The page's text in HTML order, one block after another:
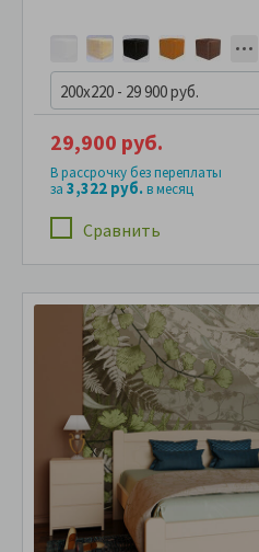
200x220 - 29 900 руб.
Сравнить
29,900 руб.
В рассрочку без переплаты
за 3,322 руб.в месяц